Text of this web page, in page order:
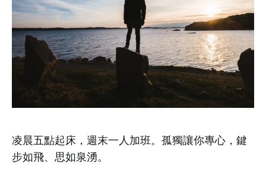
凌晨五點起床，週末一人加班。孤獨讓你專心，鍵
步如飛、思如泉湧。